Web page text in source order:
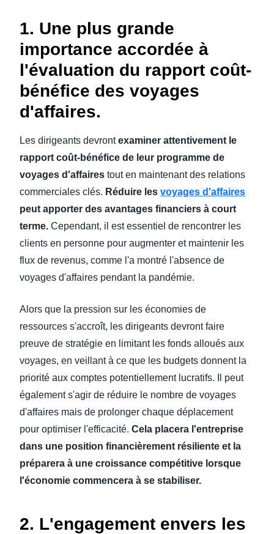
1. Une plus grande
importance accordée à
l'évaluation du rapport coût-
bénéfice des voyages
d'affaires.
Les dirigeants devrontexaminer attentivement le
rapport coût-bénéfice de leur programme de
voyages d'affaires tout en maintenant des relations
commerciales clés. Réduire les voyages d'affaires
peut apporter des avantages financiers à court
terme. Cependant, il est essentiel de rencontrer les
clients en personne pour augmenter et maintenir les
flux de revenus, comme l'a montré l'absence de
voyages d'affaires pendant la pandémie.
Alors que la pression sur les économies de
ressources s'accroît, les dirigeants devront faire
preuve de stratégie en limitant les fonds alloués aux
voyages, en veillant à ce que les budgets donnent la
priorité aux comptes potentiellement lucratifs. Il peut
également s'agir de réduire le nombre de voyages
d'affaires mais de prolonger chaque déplacement
pour optimiser l'efficacité. Cela placera l'entreprise
dans une position financièrement résiliente et la
préparera à une croissance compétitive lorsque
l'économie commencera à se stabiliser.
2. L'engagement envers les